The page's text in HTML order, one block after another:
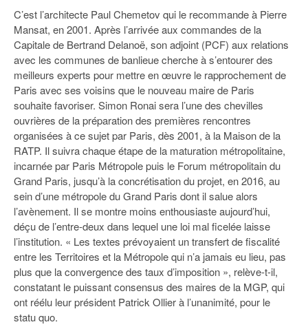
C’est l’architecte Paul Chemetov qui le recommande à Pierre
Mansat, en 2001. Après l’arrivée aux commandes de la
Capitale de Bertrand Delanoë, son adjoint (PCF) aux relations
avec les communes de banlieue cherche à s’entourer des
meilleurs experts pour mettre en œuvre le rapprochement de
Paris avec ses voisins que le nouveau maire de Paris
souhaite favoriser. Simon Ronai sera l’une des chevilles
ouvrières de la préparation des premières rencontres
organisées à ce sujet par Paris, dès 2001, à la Maison de la
RATP. Il suivra chaque étape de la maturation métropolitaine,
incarnée par Paris Métropole puis le Forum métropolitain du
Grand Paris, jusqu’à la concrétisation du projet, en 2016, au
sein d’une métropole du Grand Paris dont il salue alors
l’avènement. Il se montre moins enthousiaste aujourd’hui,
déçu de l’entre-deux dans lequel une loi mal ficelée laisse
l’institution. « Les textes prévoyaient un transfert de fiscalité
entre les Territoires et la Métropole qui n’a jamais eu lieu, pas
plus que la convergence des taux d’imposition », relève-t-il,
constatant le puissant consensus des maires de la MGP, qui
ont réélu leur président Patrick Ollier à l’unanimité, pour le
statu quo.